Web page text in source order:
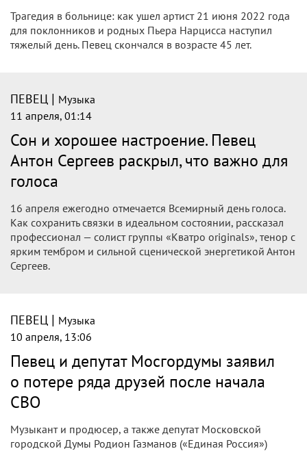
Трагедия в больнице: как ушел артист 21 июня 2022 года
для поклонников и родных Пьера Нарцисса наступил
тяжелый день. Певец скончался в возрасте 45 лет.
ПЕВЕЦ | Музыка
11 апреля, 01:14
Сон и хорошее настроение. Певец
Антон Сергеев раскрыл, что важно для
голоса
16 апреля ежегодно отмечается Всемирный день голоса.
Как сохранить связки в идеальном состоянии, рассказал
профессионал — солист группы «Кватро originals», тенор с
ярким тембром и сильной сценической энергетикой Антон
Сергеев.
ПЕВЕЦ | Музыка
10 апреля, 13:06
Певец и депутат Мосгордумы заявил
о потере ряда друзей после начала
СВО
Музыкант и продюсер, а также депутат Московской
городской Думы Родион Газманов («Единая Россия»)